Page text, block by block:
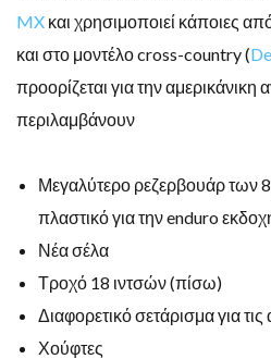
MX και χρησιμοποιεί κάποιες
και στο μοντέλο cross-country (
προορίζεται για την αμερικάνικη
περιλαμβάνουν
Μεγαλύτερο ρεζερβουάρ των
πλαστικό για την enduro
Νέα σέλα
Τροχό 18 ιντσών (πίσω)
Διαφορετικό σετάρισμα για τις
Χούφτες